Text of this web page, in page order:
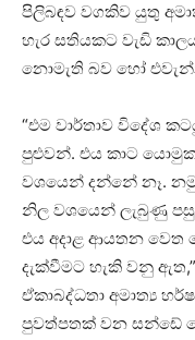
පිලිබඳව වගකිව යුතු
හැර සතියකට වැඩි
නොමැති බව හෝ
“එම වාර්තාව විදේශ
පුළුවන්. එය කාට
වශයෙන් දන්නේ නෑ.
නිල වශයෙන් ලැබුණු
එය අදාළ ආයතන වෙත
දැක්වීමට හැකි වනු
ඒකාබද්ධතා අමාත්‍ය
පුවත්පතක් වන සන්ඩේ